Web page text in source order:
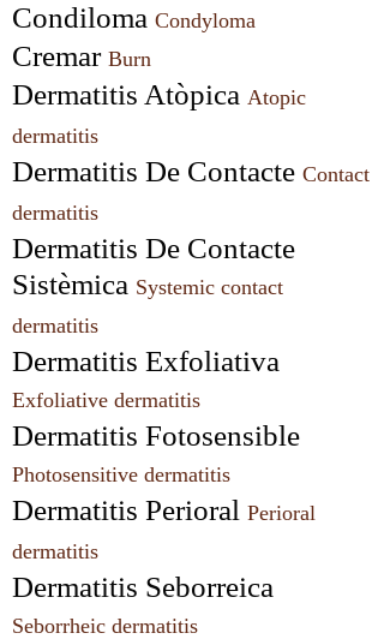
Condiloma Condyloma
Cremar Burn
Dermatitis Atòpica Atopic
dermatitis
Dermatitis De Contacte Contact
dermatitis
Dermatitis De Contacte
Sistèmica Systemic contact
dermatitis
Exfoliative dermatitis
Photosensitive dermatitis
Dermatitis Perioral Perioral
dermatitis
Seborrheic dermatitis